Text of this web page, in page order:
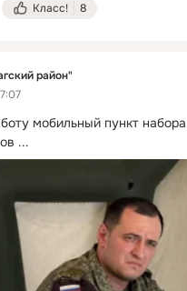
Класс! 8
район"
мобильный пункт набора
...